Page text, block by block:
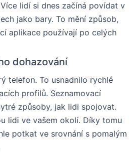
lidí si dnes začíná povídat v
jako bary. To mění způsob,
aplikace používají po celých
dohazování
telefon. To usnadnilo rychlé
profilů. Seznamovací
způsoby, jak lidi spojovat.
lidi ve vašem okolí. Díky tomu
potkat ve srovnání s pomalým